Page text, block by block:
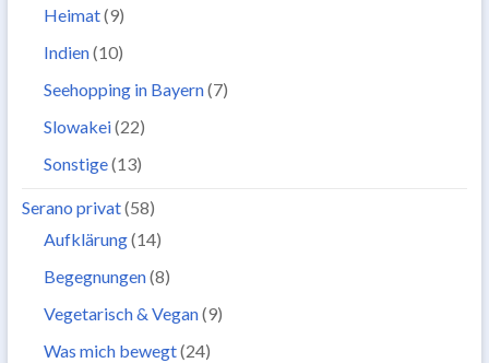
Heimat(9)
Indien(10)
Seehopping in Bayern(7)
Slowakei(22)
Sonstige(13)
Serano privat(58)
Aufklärung(14)
Begegnungen(8)
Vegetarisch & Vegan(9)
Was mich bewegt(24)